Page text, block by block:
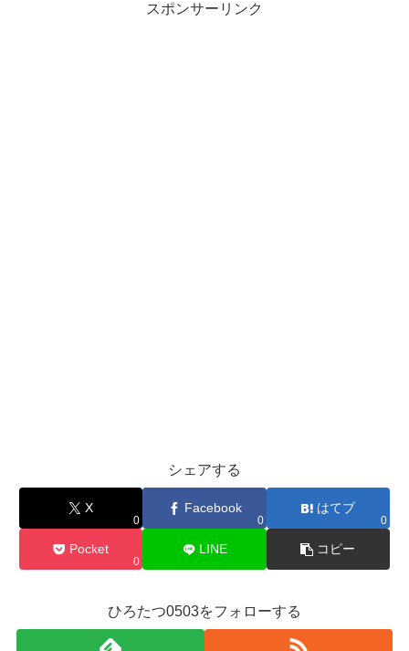
スポンサーリンク
シェアする
X
0
Facebook
0
はてブ
0
Pocket
0
LINE コピー
ひろたつ0503をフォローする